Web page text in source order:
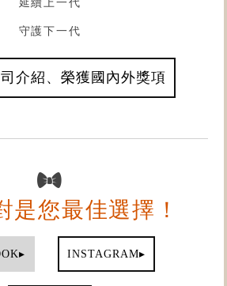
守護下一代
介紹、榮獲國內外獎項
是您最佳選擇！
▸ INSTAGRAM▸